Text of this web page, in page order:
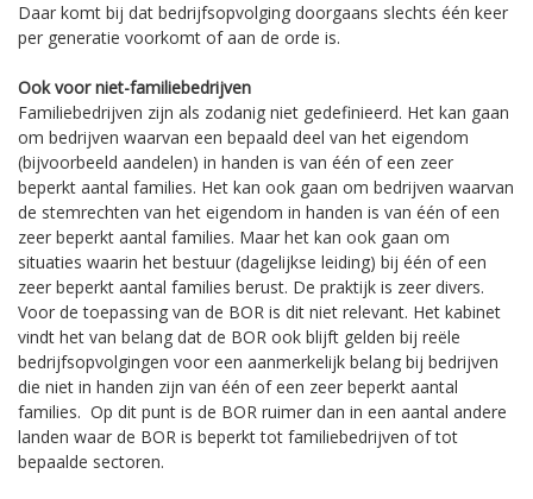
Daar komt bij dat bedrijfsopvolging doorgaans slechts één keer
per generatie voorkomt of aan de orde is.
Ook voor niet-familiebedrijven
Familiebedrijven zijn als zodanig niet gedefinieerd. Het kan gaan
om bedrijven waarvan een bepaald deel van het eigendom
(bijvoorbeeld aandelen) in handen is van één of een zeer
beperkt aantal families. Het kan ook gaan om bedrijven waarvan
de stemrechten van het eigendom in handen is van één of een
zeer beperkt aantal families. Maar het kan ook gaan om
situaties waarin het bestuur (dagelijkse leiding) bij één of een
zeer beperkt aantal families berust. De praktijk is zeer divers.
Voor de toepassing van de BOR is dit niet relevant. Het kabinet
vindt het van belang dat de BOR ook blijft gelden bij reële
bedrijfsopvolgingen voor een aanmerkelijk belang bij bedrijven
die niet in handen zijn van één of een zeer beperkt aantal
families. Op dit punt is de BOR ruimer dan in een aantal andere
landen waar de BOR is beperkt tot familiebedrijven of tot
bepaalde sectoren.